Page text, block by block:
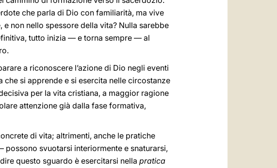
che parla di Dio con familiarità, ma vive
non nello spessore della vita? Nulla sarebbe
tutto inizia — e torna sempre — al
a riconoscere l’azione di Dio negli eventi
si apprende e si esercita nelle circostanze
per la vita cristiana, a maggior ragione
attenzione già dalla fase formativa,
di vita; altrimenti, anche le pratiche
svuotarsi interiormente e snaturarsi,
questo sguardo è esercitarsi nella pratica